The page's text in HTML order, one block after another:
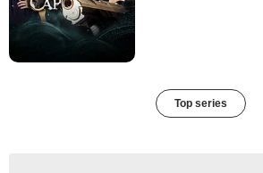
Top series